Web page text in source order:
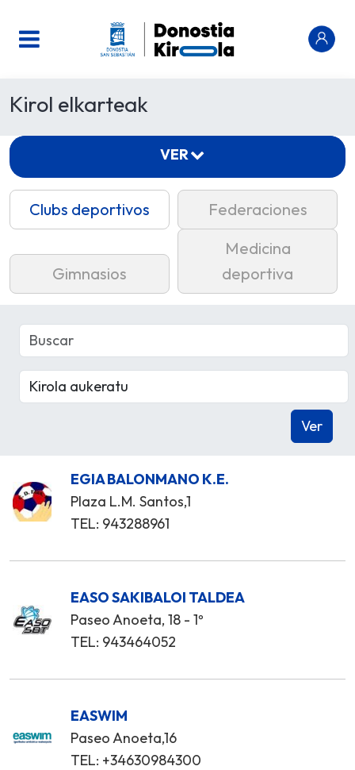
Kirol elkarteak
Clubs deportivos Federaciones
Gimnasios
Medicina
deportiva
EGIA BALONMANO K.E.
Plaza L.M. Santos,1
TEL: 943288961
EASO SAKIBALOI TALDEA
Paseo Anoeta, 18 - 1º
TEL: 943464052
EASWIM
Paseo Anoeta,16
TEL: +34630984300
VER